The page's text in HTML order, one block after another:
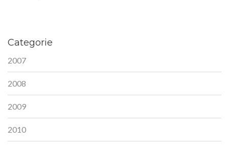
Categorie
2007
2008
2009
2010